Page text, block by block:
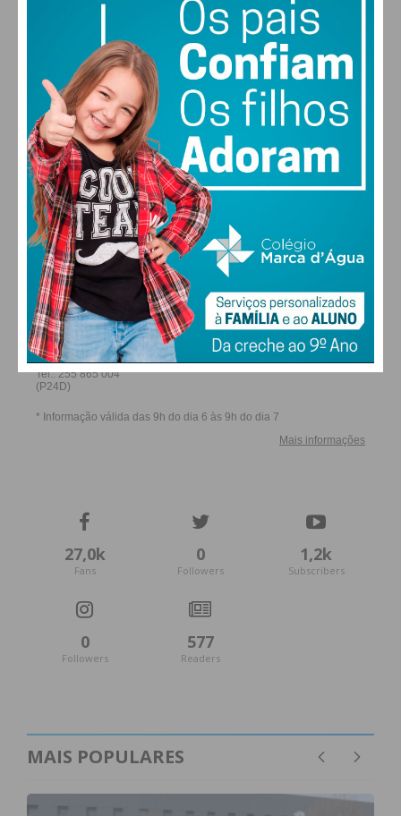
SEX SÁB
27°
DOM
29
SEG
FARMACIAS DE SERVIÇO EM PAÇOS DE
FERREIRA
27,0k
Fans
0
Followers
1,2k
Subscribers
0
Followers
577
Readers
MAIS POPULARES